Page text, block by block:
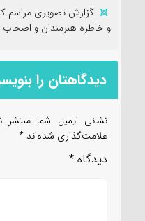
گزارش تصویری مراسم
و خاطره هنرمندان و اصحاب
دیدگاهتان را
نشانی ایمیل شما
علامت‌گذاری شده‌اند *
دیدگاه *